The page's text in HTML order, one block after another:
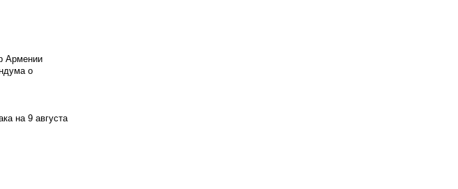
Армении
о
на 9 августа